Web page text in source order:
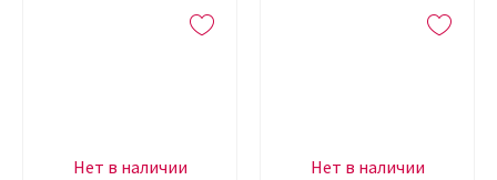
Нет в наличии Нет в наличии